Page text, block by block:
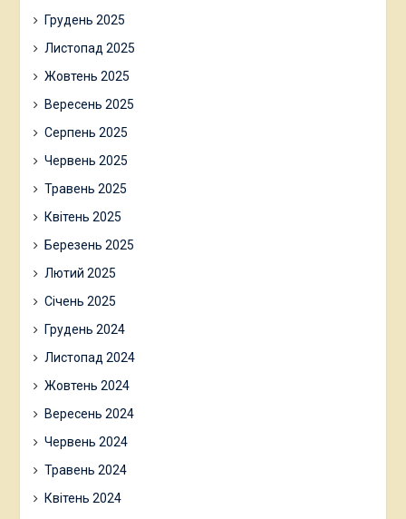
Грудень 2025
Листопад 2025
Жовтень 2025
Вересень 2025
Серпень 2025
Червень 2025
Травень 2025
Квітень 2025
Березень 2025
Лютий 2025
Січень 2025
Грудень 2024
Листопад 2024
Жовтень 2024
Вересень 2024
Червень 2024
Травень 2024
Квітень 2024